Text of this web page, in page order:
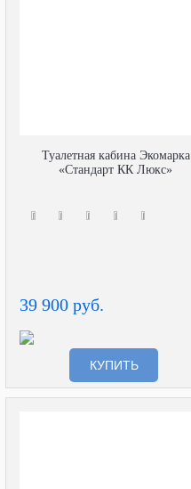
Туалетная кабина Экомарка
«Стандарт КК Люкс»
39 900 руб.
КУПИТЬ